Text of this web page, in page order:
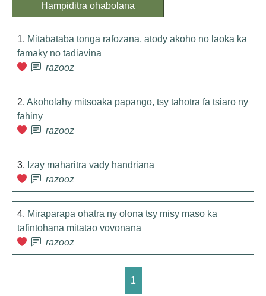
Hampiditra ohabolana
1. Mitabataba tonga rafozana, atody akoho no laoka ka
famaky no tadiavina
razooz
2. Akoholahy mitsoaka papango, tsy tahotra fa tsiaro ny
fahiny
razooz
3. Izay maharitra vady handriana
razooz
4. Miraparapa ohatra ny olona tsy misy maso ka
tafintohana mitatao vovonana
razooz
1